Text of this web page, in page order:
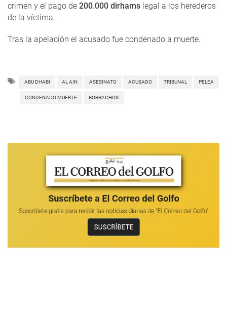
crimen y el pago de 200.000 dirhams legal a los herederos
de la víctima.
Tras la apelación el acusado fue condenado a muerte.
ABU DHABI AL AIN ASESINATO ACUSADO TRIBUNAL PELEA
CONDENADO MUERTE BORRACHOS